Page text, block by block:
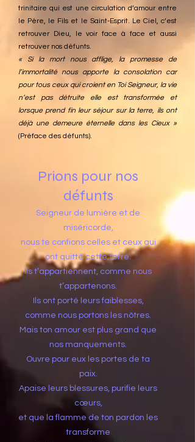
trinitaire qui est une circulation d’amour entre
le Père, le Fils et le Saint-Esprit. Le Ciel, c’est
retrouver Dieu, le voir face à face et aussi
retrouver nos défunts.
« Si la mort nous afflige, la promesse de
l’immortalité nous apporte la consolation car
pour tous ceux qui croient en Toi Seigneur, la vie
n’est pas détruite elle est transformée et
lorsque prend fin leur séjour sur la terre, ils ont
déjà une demeure éternelle dans les Cieux »
(Préface des défunts).
Prions pour nos
défunts
Seigneur de lumière et de
miséricorde,
nous te confions celles et ceux qui
ont quitté cette terre.
Ils t’appartiennent, comme nous
t’appartenons.
Ils ont porté leurs faiblesses,
comme nous portons les nôtres.
Mais ton amour est plus grand que
nos manquements.
Ouvre pour eux les portes de ta
paix.
Apaise leurs blessures, purifie leurs
cœurs,
et que la flamme de ton pardon les
transforme